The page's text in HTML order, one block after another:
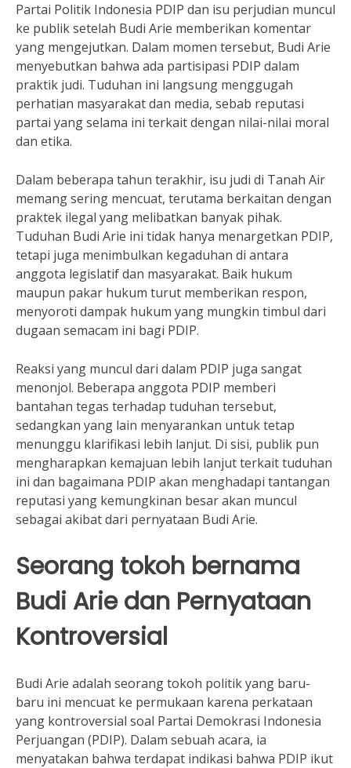
Partai Politik Indonesia PDIP dan isu perjudian muncul
ke publik setelah Budi Arie memberikan komentar
yang mengejutkan. Dalam momen tersebut, Budi Arie
menyebutkan bahwa ada partisipasi PDIP dalam
praktik judi. Tuduhan ini langsung menggugah
perhatian masyarakat dan media, sebab reputasi
partai yang selama ini terkait dengan nilai-nilai moral
dan etika.
Dalam beberapa tahun terakhir, isu judi di Tanah Air
memang sering mencuat, terutama berkaitan dengan
praktek ilegal yang melibatkan banyak pihak.
Tuduhan Budi Arie ini tidak hanya menargetkan PDIP,
tetapi juga menimbulkan kegaduhan di antara
anggota legislatif dan masyarakat. Baik hukum
maupun pakar hukum turut memberikan respon,
menyoroti dampak hukum yang mungkin timbul dari
dugaan semacam ini bagi PDIP.
Reaksi yang muncul dari dalam PDIP juga sangat
menonjol. Beberapa anggota PDIP memberi
bantahan tegas terhadap tuduhan tersebut,
sedangkan yang lain menyarankan untuk tetap
menunggu klarifikasi lebih lanjut. Di sisi, publik pun
mengharapkan kemajuan lebih lanjut terkait tuduhan
ini dan bagaimana PDIP akan menghadapi tantangan
reputasi yang kemungkinan besar akan muncul
sebagai akibat dari pernyataan Budi Arie.
Seorang tokoh bernama
Budi Arie dan Pernyataan
Kontroversial
Budi Arie adalah seorang tokoh politik yang baru-
baru ini mencuat ke permukaan karena perkataan
yang kontroversial soal Partai Demokrasi Indonesia
Perjuangan (PDIP). Dalam sebuah acara, ia
menyatakan bahwa terdapat indikasi bahwa PDIP ikut